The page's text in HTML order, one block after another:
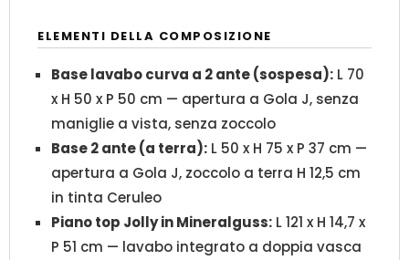
ELEMENTI DELLA COMPOSIZIONE
Base lavabo curva a 2 ante (sospesa): L 70
x H 50 x P 50 cm — apertura a Gola J, senza
maniglie a vista, senza zoccolo
Base 2 ante (a terra): L 50 x H 75 x P 37 cm —
apertura a Gola J, zoccolo a terra H 12,5 cm
in tinta Ceruleo
Piano top Jolly in Mineralguss: L 121 x H 14,7 x
P 51 cm — lavabo integrato a doppia vasca